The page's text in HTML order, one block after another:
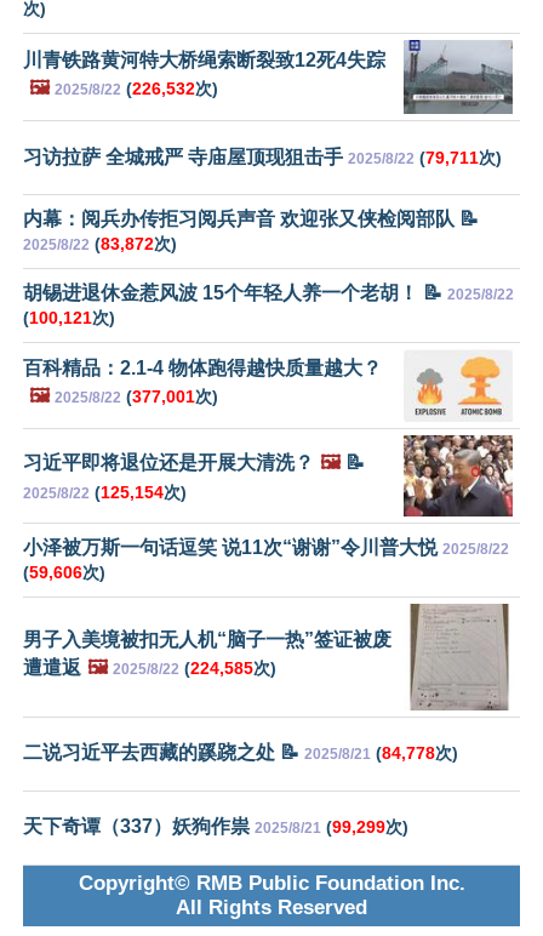
次)
川青铁路黄河特大桥绳索断裂致12死4失踪
🖼️ 2025/8/22 (226,532次)
习访拉萨 全城戒严 寺庙屋顶现狙击手 2025/8/22 (79,711次)
内幕：阅兵办传拒习阅兵声音 欢迎张又侠检阅部队 📝
2025/8/22 (83,872次)
胡锡进退休金惹风波 15个年轻人养一个老胡！ 📝 2025/8/22
(100,121次)
百科精品：2.1-4 物体跑得越快质量越大？
🖼️ 2025/8/22 (377,001次)
习近平即将退位还是开展大清洗？ 🖼️📝
2025/8/22 (125,154次)
小泽被万斯一句话逗笑 说11次“谢谢”令川普大悦 2025/8/22
(59,606次)
男子入美境被扣无人机“脑子一热”签证被废
遭遣返 🖼️ 2025/8/22 (224,585次)
二说习近平去西藏的蹊跷之处 📝 2025/8/21 (84,778次)
天下奇谭（337）妖狗作祟 2025/8/21 (99,299次)
Copyright© RMB Public Foundation Inc.
All Rights Reserved